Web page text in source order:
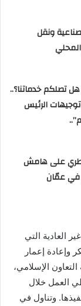
ونقل
تصلكم خدماتنا؟..
الرئيس
على هامش
في عمّان
العادية التي
وإعادة إعمار
الإسلامي،
العمل خلال
وتناول في